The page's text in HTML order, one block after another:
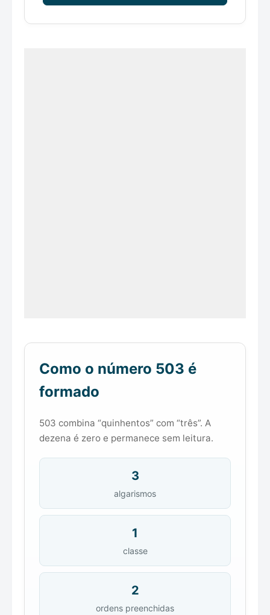
Como o número 503 é
formado
503 combina “quinhentos” com “três”. A
dezena é zero e permanece sem leitura.
3
algarismos
1
classe
2
ordens preenchidas